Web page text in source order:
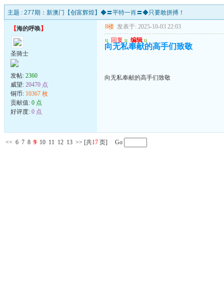
主题 : 277期：新澳门【创富辉煌】◆〓平特一肖〓◆只要敢拼搏！
【海的呼唤】
圣骑士
发帖: 2360
威望: 20470 点
铜币: 10367 枚
贡献值: 0 点
好评度: 0 点
8楼 发表于: 2025-10-03 22:03
u 回复 u 编辑 u
向无私奉献的高手们致敬
向无私奉献的高手们致敬
<< 6 7 8 9 10 11 12 13 >> [共17 页] Go